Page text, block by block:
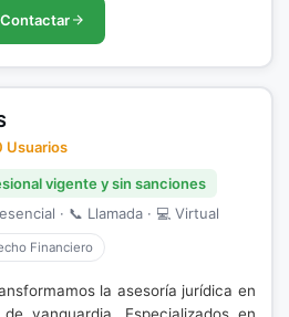
Contactar
Usuarios
vigente y sin sanciones
· 📞 Llamada · 💻 Virtual
Financiero
la asesoría jurídica en